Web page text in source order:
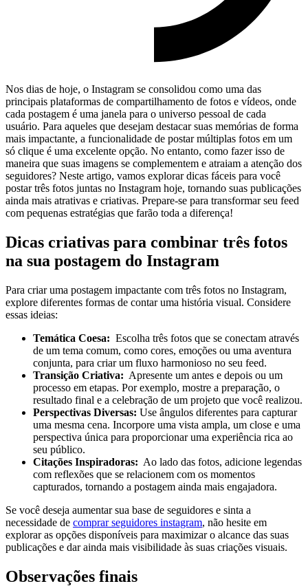
Nos dias de hoje, o Instagram se consolidou como uma das
principais plataformas de compartilhamento de fotos e ‍vídeos, onde
cada ⁣postagem é‌ uma janela para o universo pessoal de cada
usuário. Para aqueles que desejam destacar suas memórias de ‍forma
mais impactante, a funcionalidade de ⁤postar múltiplas fotos em ‌um
só clique é uma ⁣excelente opção. No entanto, como fazer isso ⁢de
maneira que suas ⁤imagens se complementem e atraiam a⁣ atenção dos
seguidores? Neste artigo, vamos explorar ​dicas fáceis para você
postar três fotos juntas no Instagram hoje, tornando‍ suas publicações
ainda mais atrativas e criativas. Prepare-se para transformar seu⁣ feed
com pequenas estratégias que ⁤farão toda a diferença!
Dicas criativas para combinar três fotos
na sua postagem do Instagram
Para criar uma postagem impactante com três ⁤fotos no Instagram,⁤
explore diferentes formas de contar uma história visual. ⁤Considere ​
essas ⁣ideias:
Temática Coesa: ⁤ Escolha⁢ três ​fotos que se conectam através
de um ​tema comum, como cores, emoções ou uma aventura
conjunta,​ para criar⁤ um fluxo ​harmonioso no seu feed.
Transição Criativa: ‍ Apresente​ um antes e depois ou ⁤um
processo em etapas. Por exemplo, mostre a preparação, o
⁢resultado final e a⁢ celebração de ⁣um projeto que você realizou.
Perspectivas Diversas: Use ângulos diferentes para capturar
uma mesma cena. Incorpore uma vista ampla, um close e uma
perspectiva ‍única para ⁤proporcionar uma ⁢experiência rica ⁤ao
seu público.
Citações Inspiradoras: ‌ Ao lado das fotos, adicione legendas
com reflexões que se ‌relacionem com‌ os momentos
capturados,⁣ tornando a postagem ainda mais engajadora.
Se você deseja⁢ aumentar sua base de ​seguidores e sinta a
necessidade de‌ comprar‌ seguidores instagram, ⁣não hesite em⁢
explorar as opções disponíveis para maximizar o alcance das suas
publicações‍ e dar ainda mais visibilidade às suas criações visuais.
Observações⁣ finais